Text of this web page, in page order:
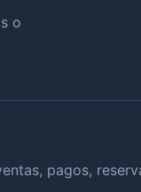
o
pagos,